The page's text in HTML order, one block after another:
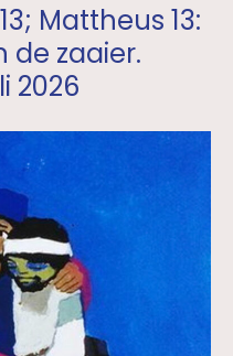
Mattheus 13:
de zaaier.
2026